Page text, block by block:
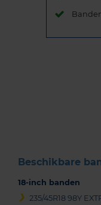
Beschikbare
18-inch banden
235/45R18 98Y